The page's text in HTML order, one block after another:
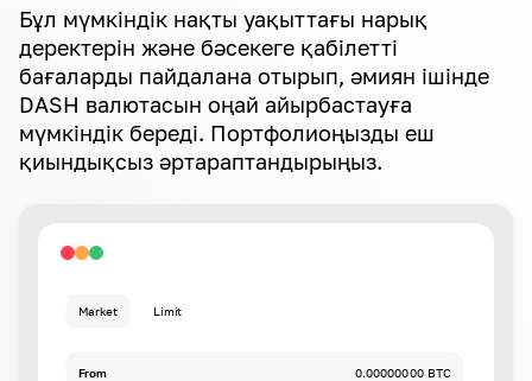
Бұл мүмкіндік нақты уақыттағы нарық
деректерін және бәсекеге қабілетті
бағаларды пайдалана отырып, әмиян ішінде
DASH валютасын оңай айырбастауға
мүмкіндік береді. Портфолиоңызды еш
қиындықсыз әртараптандырыңыз.
Market Limit
From 0.00000000 BTC